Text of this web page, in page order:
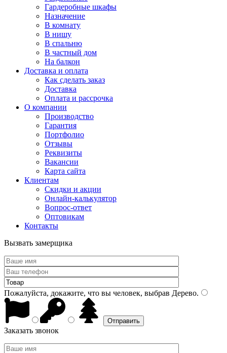
Гардеробные шкафы
Назначение
В комнату
В нишу
В спальню
В частный дом
На балкон
Доставка и оплата
Как сделать заказ
Доставка
Оплата и рассрочка
О компании
Производство
Гарантия
Портфолио
Отзывы
Реквизиты
Вакансии
Карта сайта
Клиентам
Скидки и акции
Онлайн-калькулятор
Вопрос-ответ
Оптовикам
Контакты
Вызвать замерщика
Пожалуйста, докажите, что вы человек, выбрав Дерево.
Заказать звонок